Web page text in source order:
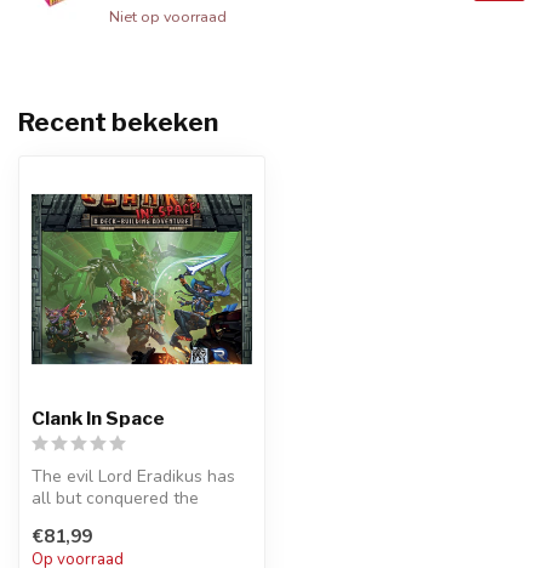
Niet op voorraad
Recent bekeken
Clank In Space
The evil Lord Eradikus has
all but conquered the
victory ...
€81,99
Op voorraad